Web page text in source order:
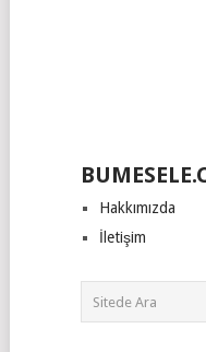
Hakkımızda
İletişim